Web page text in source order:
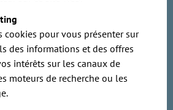
cookies pour vous présenter sur
des informations et des offres
intérêts sur les canaux de
moteurs de recherche ou les
JACOB. Pour le calcul des coûts,
de planification de projet dans la
maison-mère JACOB via laquelle il est
recommander rapidement de